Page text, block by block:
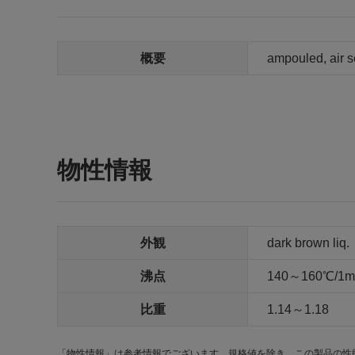
概要 ampouled, air
物性情報
外観 dark brown liq.
沸点 140～160℃/
比重 1.14～1.18